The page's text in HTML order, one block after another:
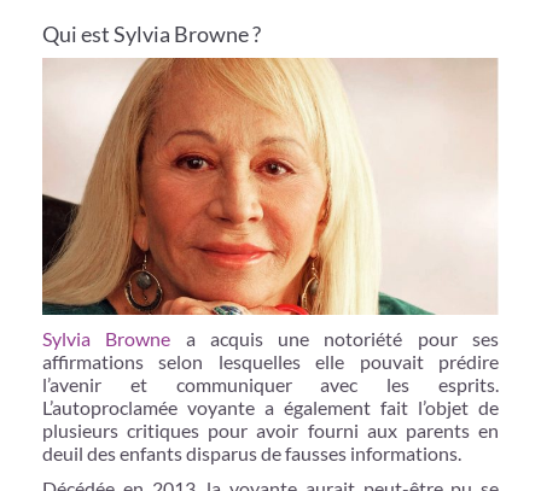
Qui est Sylvia Browne ?
Sylvia Browne a acquis une notoriété pour ses
affirmations selon lesquelles elle pouvait prédire
l’avenir et communiquer avec les esprits.
L’autoproclamée voyante a également fait l’objet de
plusieurs critiques pour avoir fourni aux parents en
deuil des enfants disparus de fausses informations.